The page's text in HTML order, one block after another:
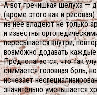
А вот гречишная шелуха —
(кроме этого как и
из нее владеют не только
и известны
пересыпается внутри,
возможно додавать
Предполагается, что так
снимается головная боль,
исчезает
значительно уменьшается